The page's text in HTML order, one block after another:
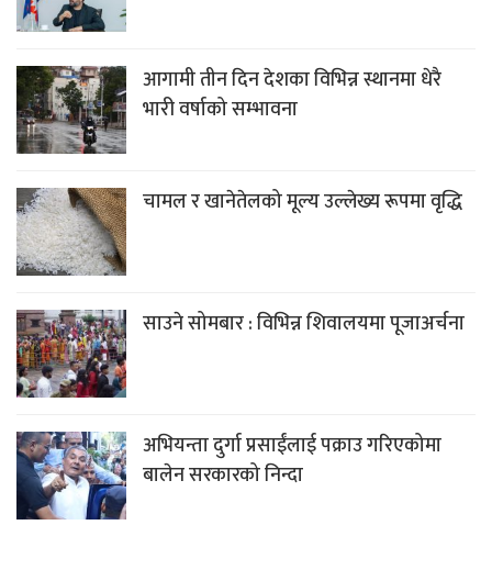
आगामी तीन दिन देशका विभिन्न स्थानमा धेरै
भारी वर्षाको सम्भावना
चामल र खानेतेलको मूल्य उल्लेख्य रूपमा वृद्धि
साउने सोमबार : विभिन्न शिवालयमा पूजाअर्चना
अभियन्ता दुर्गा प्रसाईंलाई पक्राउ गरिएकोमा
बालेन सरकारको निन्दा